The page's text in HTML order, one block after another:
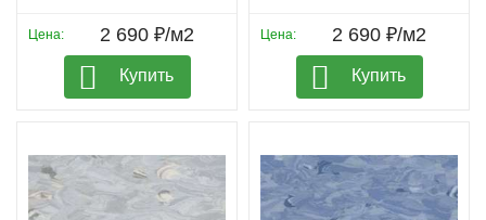
Цена: 2 690 ₽/м2
Купить
Цена: 2 690 ₽/м2
Купить